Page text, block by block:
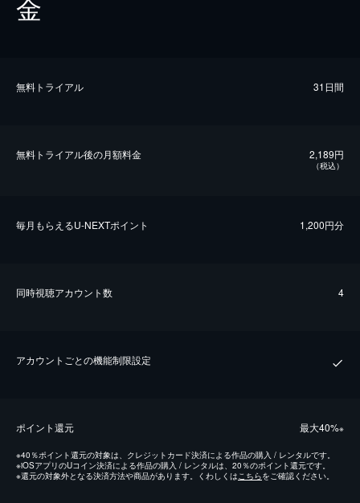
無料トライアル 31日間
無料トライアル後の⽉額料金 2,189円
（税込）
毎⽉もらえるU-NEXTポイント 1,200円分
同時視聴アカウント数 4
アカウントごとの機能制限設定
ポイント還元 最⼤40%※
※40％ポイント還元の対象は、クレジットカード決済による作品の購入 / レンタルです。
※iOSアプリのUコイン決済による作品の購入 / レンタルは、20％のポイント還元です。
※還元の対象外となる決済方法や商品があります。くわしくは こちらをご確認ください。